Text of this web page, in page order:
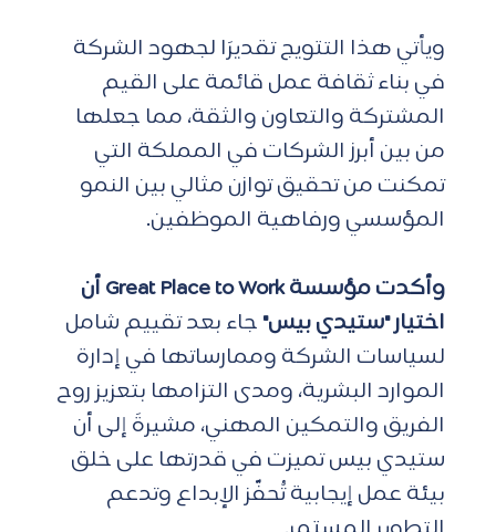
ويأتي هذا التتويج تقديرًا لجهود الشركة
في بناء ثقافة عمل قائمة على القيم
المشتركة والتعاون والثقة، مما جعلها
من بين أبرز الشركات في المملكة التي
تمكنت من تحقيق توازن مثالي بين النمو
المؤسسي ورفاهية الموظفين.
وأكدت مؤسسة Great Place to Work أن
اختيار "ستيدي بيس" جاء بعد تقييم شامل
لسياسات الشركة وممارساتها في إدارة
الموارد البشرية، ومدى التزامها بتعزيز روح
الفريق والتمكين المهني، مشيرةً إلى أن
ستيدي بيس تميزت في قدرتها على خلق
بيئة عمل إيجابية تُحفّز الإبداع وتدعم